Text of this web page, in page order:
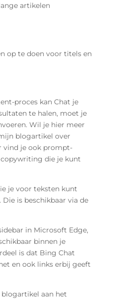
artikelen
op te doen voor titels en
proces kan Chat je
te halen, moet je
Wil je hier meer
blogartikel over
vind je ook prompt-
die je kunt
je voor teksten kunt
is beschikbaar via de
in Microsoft Edge,
binnen je
is dat Bing Chat
en ook links erbij geeft
aan het